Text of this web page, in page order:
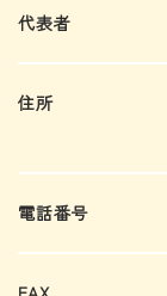
代表者
住所
電話番号